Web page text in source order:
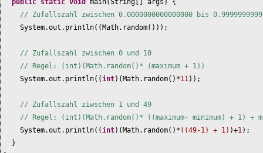
public static void main(String args ) {
// Zufallszahl zwischen 0.0000000000000000 bis
System.out.println(( Math.random())) ;
// Zufallszahl zwischen 0 und 10
// Regel: (int)(Math.random()* (maximum + 1))
System.out.println((int)( Math.random() *11)) ;
// Zufallszahl ziwschen 1 und 49
// Regel: (int)(Math.random()* ((maximum- minimum) + 1) +
System.out.println((int)( Math.random() * ((49-1) + 1) )+1) ;
}